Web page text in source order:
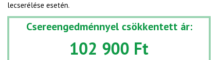
lecserélése esetén.
Csereengedménnyel csökkentett ár:
102 900 Ft